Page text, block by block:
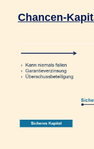
Chancen-